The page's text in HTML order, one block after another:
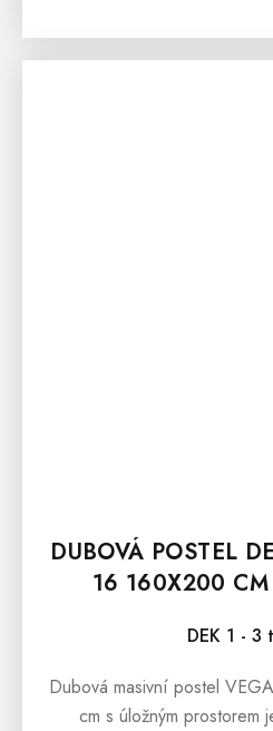
DUBOVÁ POSTEL
16 160X200 CM
DEK 1 - 3
Dubová masivní postel
cm s úložným prostorem